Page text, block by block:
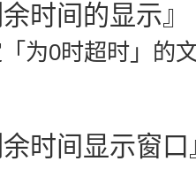
时间的显示』
为0时超时」的
余时间显示窗口